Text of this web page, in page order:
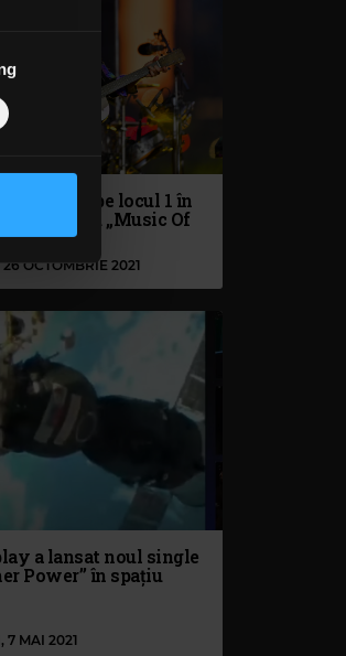
detalii
în
ajunge pe locul 1 în
Britanie cu „Music Of
OCTOMBRIE 2021
a lansat noul single
Power” în spațiu
7 MAI 2021